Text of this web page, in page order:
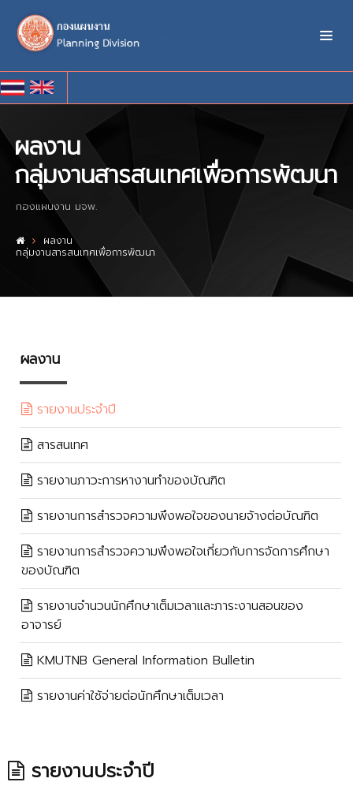
ผลงาน
กลุ่มงานสารสนเทศเพื่อการพัฒนา
กองแผนงาน มจพ.
ผลงาน
กลุ่มงานสารสนเทศเพื่อการพัฒนา
ผลงาน
รายงานประจำปี
สารสนเทศ
รายงานภาวะการหางานทำของบัณฑิต
รายงานการสำรวจความพึงพอใจของนายจ้างต่อบัณฑิต
รายงานการสำรวจความพึงพอใจเกี่ยวกับการจัดการศึกษา
ของบัณฑิต
รายงานจำนวนนักศึกษาเต็มเวลาและภาระงานสอนของ
อาจารย์
KMUTNB General Information Bulletin
รายงานค่าใช้จ่ายต่อนักศึกษาเต็มเวลา
รายงานประจำปี